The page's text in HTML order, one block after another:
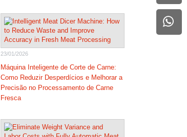
23/01/2026
Máquina Inteligente de Corte de Carne:
Como Reduzir Desperdícios e Melhorar a
Precisão no Processamento de Carne
Fresca